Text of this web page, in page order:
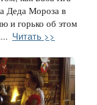
Деда Мороза в
и горько об этом
Читать >>